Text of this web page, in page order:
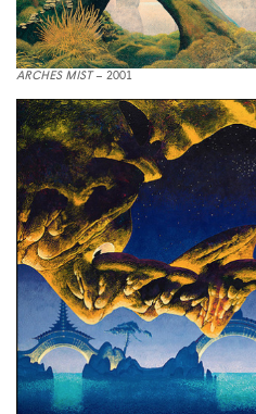
ARCHES MIST– 2001